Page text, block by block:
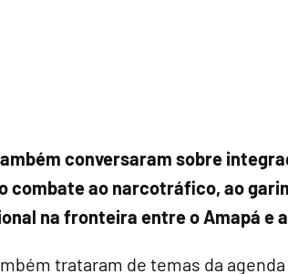
conversaram sobre
combate ao narcotráfico, ao
na fronteira entre o Amapá e
trataram de temas da